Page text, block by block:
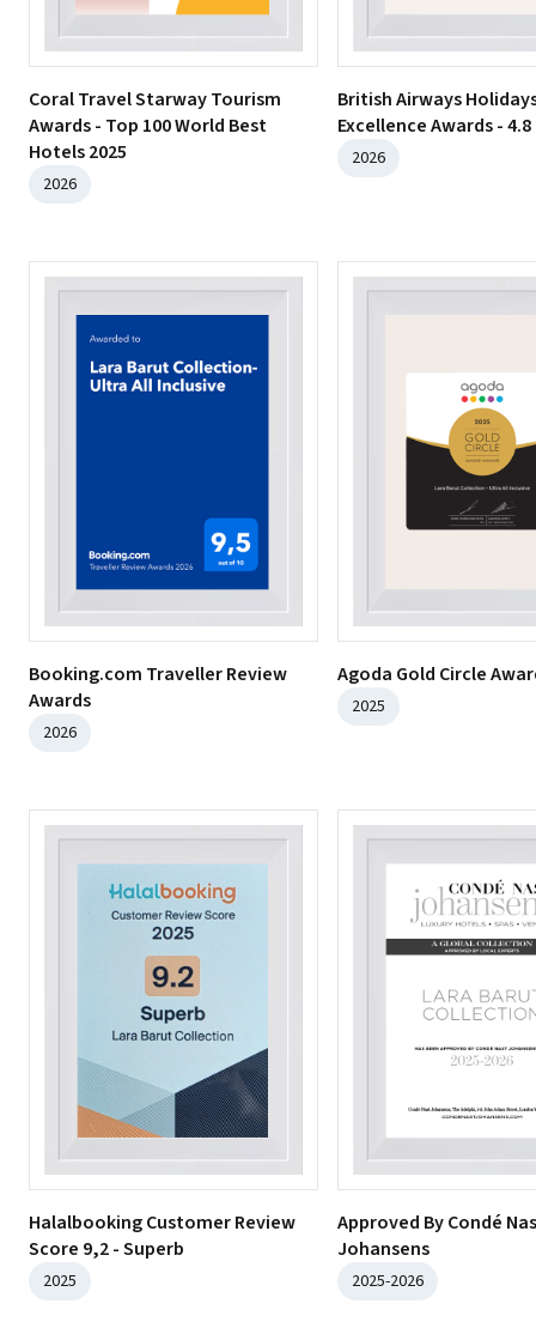
Coral Travel Starway Tourism
Awards - Top 100 World Best
Hotels 2025
2026
British Airways
Excellence Awards -
2026
Booking.com Traveller Review
Awards
2026
Agoda Gold Circle
2025
Halalbooking Customer Review
Score 9,2 - Superb
2025
Approved By Condé
Johansens
2025-2026